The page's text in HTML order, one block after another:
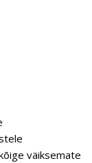
väiksemate